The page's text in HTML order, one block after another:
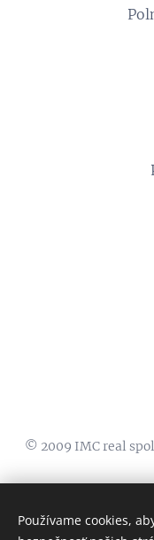
© 2009 IMC real
STUDNIČKY,
Používame cookies,